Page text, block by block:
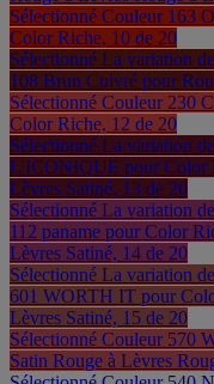
Sélectionné Couleur 163
Color Riche, 10 de 20
Sélectionné La variation
108 Brun Cuivré pour
Sélectionné Couleur 230
Color Riche, 12 de 20
Sélectionné La variation
L'ICONIQUE pour Color
Lèvres Satiné, 13 de 20
Sélectionné La variation
112 paname pour Color
Lèvres Satiné, 14 de 20
Sélectionné La variation
601 WORTH IT pour
Lèvres Satiné, 15 de 20
Sélectionné Couleur 570
Satin Rouge à Lèvres